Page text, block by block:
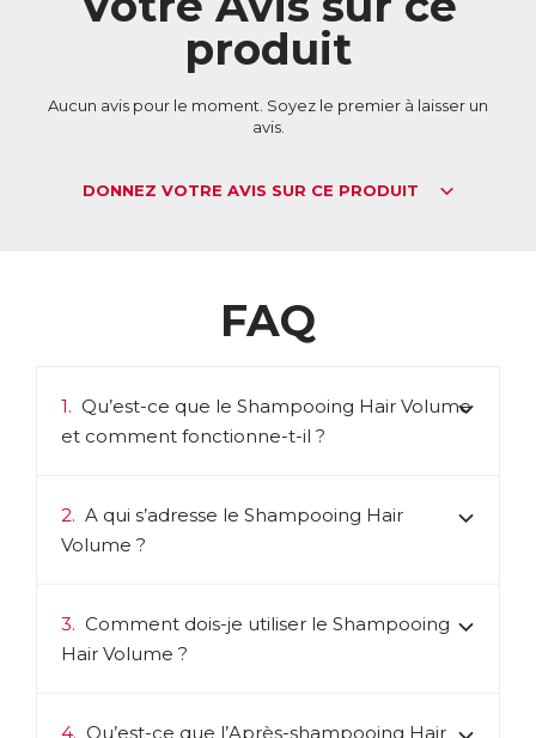
✓ Ils sont garantis végan, sans silicone, sans huile minérale et
sans tensioactif sulfaté.
✓ Testés sous contrôle dermatologique, ils sont
tous les types de cheveux, y compris les cuirs chevelus et
EAN :5021807005079
produit
Aucun avis pour le moment. Soyez le premier à laisser un
avis.
DONNEZ VOTRE AVIS SUR CE PRODUIT
FAQ
1. Qu’est-ce que le Shampooing Hair Volume
et comment fonctionne-t-il ?
2. A qui s’adresse le Shampooing Hair
Volume ?
3. Comment dois-je utiliser le Shampooing
Hair Volume ?
4. Qu’est-ce que l’Après-shampooing Hair